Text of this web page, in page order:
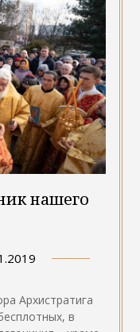
нашего
Архистратига
в